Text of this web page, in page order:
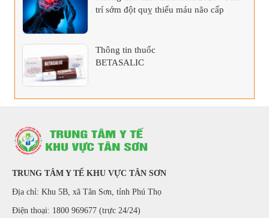
trí sớm đột quỵ thiếu máu não cấp
Thông tin thuốc
BETASALIC
TRUNG TÂM Y TẾ KHU VỰC TÂN SƠN
Địa chỉ: Khu 5B, xã Tân Sơn, tỉnh Phú Thọ
Điện thoại: 1800 969677 (trực 24/24)